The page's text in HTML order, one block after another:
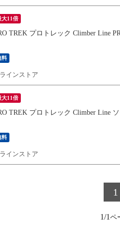
大11倍
TREK プロトレック Climber Line
料
インストア
大11倍
TREK プロトレック Climber Line
料
インストア
1
1/1